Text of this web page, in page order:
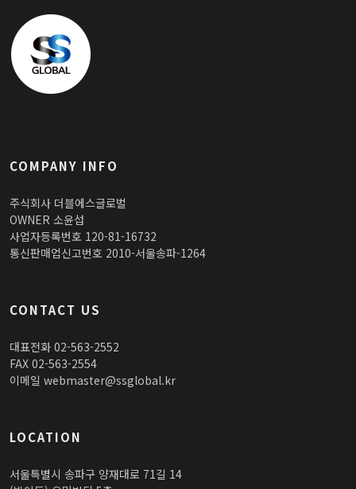
COMPANY INFO
주식회사 더블에스글로벌
OWNER 소윤섭
사업자등록번호 120-81-16732
통신판매업신고번호 2010-서울송파-1264
CONTACT US
대표전화 02-563-2552
FAX 02-563-2554
이메일 webmaster@ssglobal.kr
LOCATION
서울특별시 송파구 양재대로 71길 14